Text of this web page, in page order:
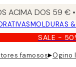
ACIMA DOS 59 €
MOLDURAS
SALE -
famosos▸Ogino